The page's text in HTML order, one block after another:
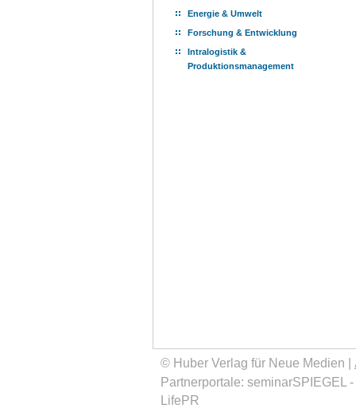
Energie & Umwelt
Forschung & Entwicklung
Intralogistik &
Produktionsmanagement
© Huber Verlag für Neue Medien |
Partnerportale: seminarSPIEGEL -
LifePR